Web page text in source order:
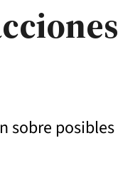
sobre posibles